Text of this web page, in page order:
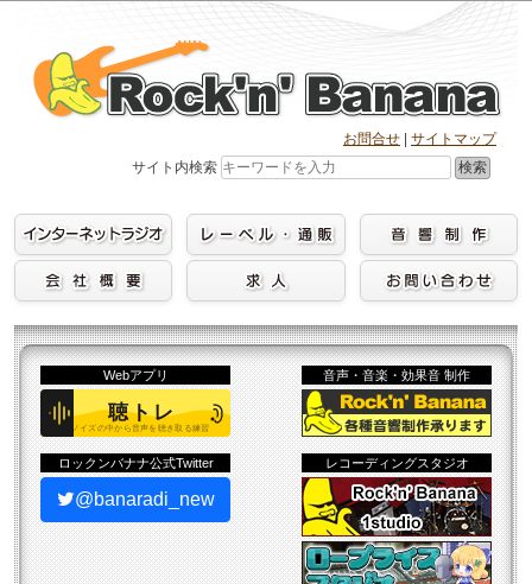
content
お問合せ
サイトマップ
サイト内検索
検索
Webアプリ 音声・音楽・効果音 制作
ロックンバナナ公式Twitter
@banaradi_new
レコーディングスタジオ